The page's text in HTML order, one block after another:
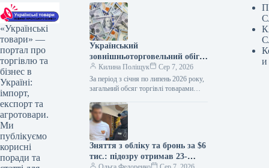
«Українські
товари» —
портал про
торгівлю та
бізнес в
Україні:
імпорт,
експорт та
агротовари.
Ми
публікуємо
корисні
поради та
Український
зовнішньоторговельний обіг
за сім місяців перевищив 82
мільярди доларів
Килина Поліщук
Сер 7, 2026
За період з січня по липень 2026 року,
загальний обсяг торгівлі товарами
час,…
Зняття з обліку та бронь за $6
тис.: підозру отримав 23-
и